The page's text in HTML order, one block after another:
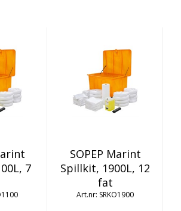
7
SOPEP Marint
Spillkit, 1900L, 12
fat
SRKO1900